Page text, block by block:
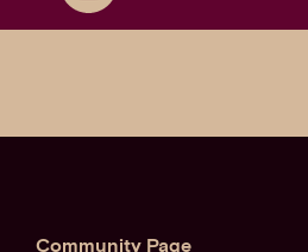
Community Page